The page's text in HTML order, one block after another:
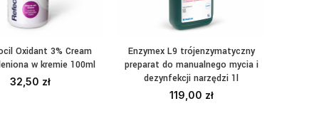
DO KOSZYKA
Oxidant 3% Cream
w kremie 100ml
32,50 zł
CZYTAJ DALEJ
Enzymex L9 trójenzymatyczny
preparat do manualnego mycia i
dezynfekcji narzędzi 1l
119,00 zł